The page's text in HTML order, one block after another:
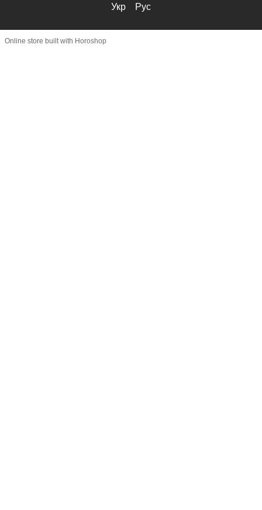
Укр Рус
Online store built with Horoshop